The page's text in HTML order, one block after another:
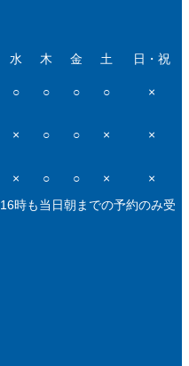
水 木 金 土 日・祝
○ ○ ○ ○ ×
× ○ ○ × ×
× ○ ○ ×
×
時も当日朝までの予約のみ受